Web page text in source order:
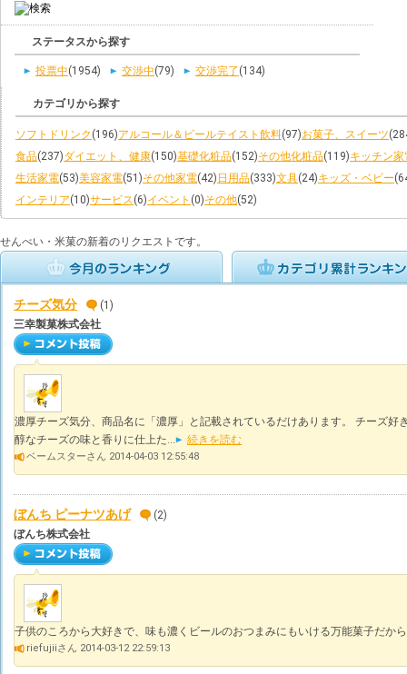
ステータスから探す
投票中(1954) 交渉中(79) 交渉完了 (134)
カテゴリから探す
ソフトドリンク (196)アルコール＆ビールテイスト飲料(97)お菓子、スイーツ
食品(237)ダイエット、健康(150)基礎化粧品(152)その他化粧品(119)キッチン家
生活家電(53)美容家電(51)その他家電(42) 日用品(333)文具(24)キッズ・ベビー
インテリア(10)サービス(6)イベント (0)その他(52)
せんべい・米菓の新着のリクエストです。
チーズ気分
(1)
三幸製菓株式会社
濃厚チーズ気分、商品名に「濃厚」と記載されているだけあります。 チーズ好
醇なチーズの味と香りに仕上た...
続きを読む
ベームスターさん 2014-04-03 12:55:48
ぼんち ピーナツあげ
(2)
ぼんち株式会社
子供のころから大好きで、味も濃くビールのおつまみにもいける万能菓子だか
riefujiiさん 2014-03-12 22:59:13